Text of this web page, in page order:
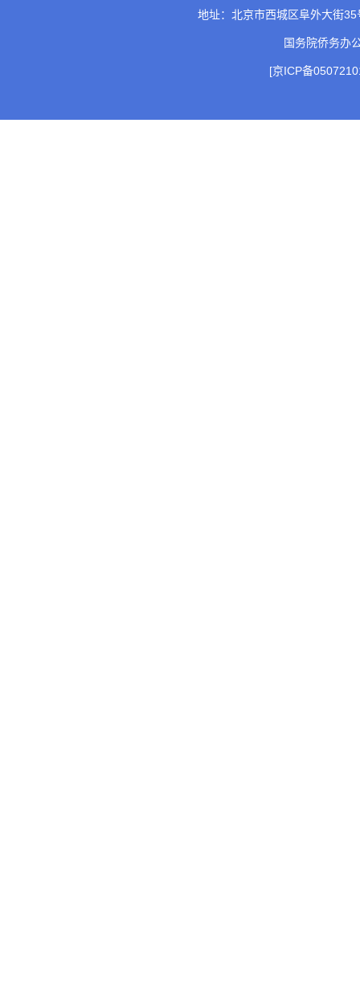
地址：北京市西城区阜外大街
国务院侨务
[京ICP备